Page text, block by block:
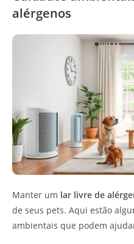
alérgenos
Manter um lar livre de
de seus pets. Aqui estão
ambientais que podem